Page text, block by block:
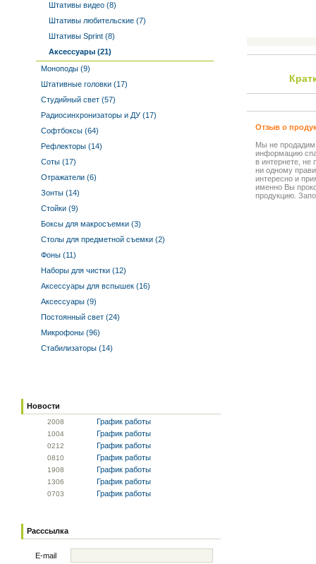
Штативы видео (8)
Штативы любительские (7)
Штативы Sprint (8)
Аксессуары (21)
Моноподы (9)
Штативные головки (17)
Студийный свет (57)
Радиосинхронизаторы и ДУ (17)
Софтбоксы (64)
Рефлекторы (14)
Соты (17)
Отражатели (6)
Зонты (14)
Стойки (9)
Боксы для макросъемки (3)
Столы для предметной съемки (2)
Фоны (11)
Наборы для чистки (12)
Аксессуары для вспышек (16)
Аксессуары (9)
Постоянный свет (24)
Микрофоны (96)
Стабилизаторы (14)
Новости
2008 График работы
1004 График работы
0212 График работы
0810 График работы
1908 График работы
1306 График работы
0703 График работы
Расссылка
E-mail
Отзыв о
Мы не
информацию
в интернете, не
ни одному
интересно и
именно Вы
продукцию.